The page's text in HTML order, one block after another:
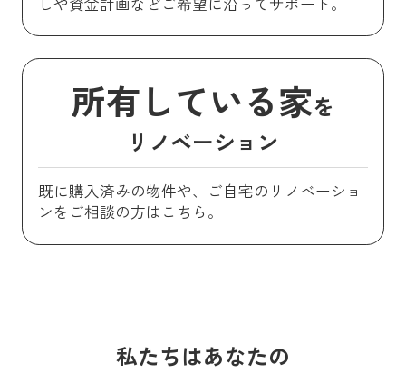
所有している家を
リノベーション
既に購入済みの物件や、ご自宅のリノベーショ
ンをご相談の方はこちら。
私たちはあなたの